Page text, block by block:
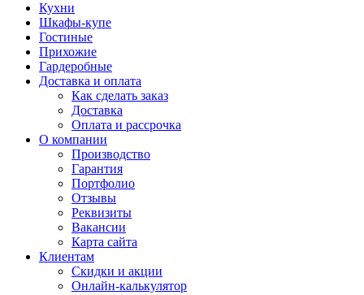
Кухни
Шкафы-купе
Гостиные
Прихожие
Гардеробные
Доставка и оплата
Как сделать заказ
Доставка
Оплата и рассрочка
О компании
Производство
Гарантия
Портфолио
Отзывы
Реквизиты
Вакансии
Карта сайта
Клиентам
Скидки и акции
Онлайн-калькулятор